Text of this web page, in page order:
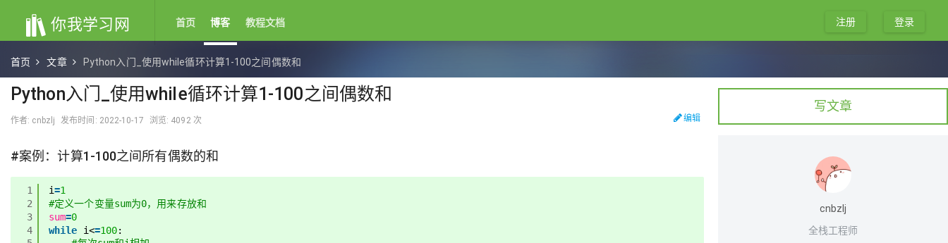
你我学习网 首页 博客 教程文档 登录
注册
首页 文章 Python入门_使用while循环计算1-100之间偶数和
Python入门_使用while循环计算1-100之间偶数和
作者: cnbzlj 发布时间: 2022-10-17 浏览: 4092 次 编辑
#案例：计算1-100之间所有偶数的和
1
2
3
4
i=1
#定义一个变量sum为0，用来存放和
sum=0
while
i<=100:
写文章
cnbzlj
全栈工程师